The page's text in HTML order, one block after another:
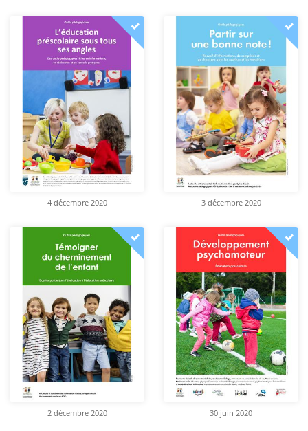
4 décembre 2020 3 décembre 2020
2 décembre 2020 30 juin 2020